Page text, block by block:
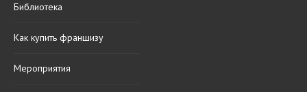
Библиотека
Как купить франшизу
Мероприятия